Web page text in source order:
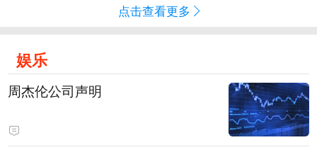
点击查看更多
娱乐
周杰伦公司声明